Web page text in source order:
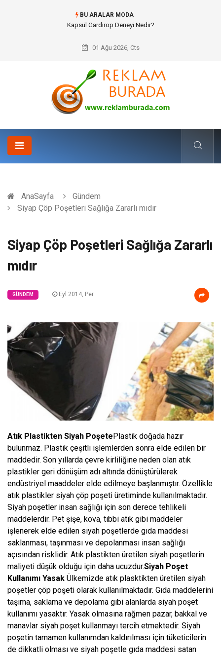
BU ARALAR MODA
Kapsül Gardırop Deneyi Nedir?
01 Ağu 2026, Cts
AnaSayfa
Gündem
Siyap Çöp Poşetleri Sağlığa Zararlı mıdır
Siyap Çöp Poşetleri Sağlığa Zararlı
mıdır
GÜNDEM Eyl 2014, Per
Atık Plastikten Siyah PoşetePlastik doğada hazır
bulunmaz. Plastik çeşitli işlemlerden sonra elde edilen bir
maddedir. Son yıllarda çevre kirliliğine neden olan atık
plastikler geri dönüşüm adı altında dönüştürülerek
endüstriyel maaddeler elde edilmeye başlanmıştır. Özellikle
atık plastikler siyah çöp poşeti üretiminde kullanılmaktadır.
Siyah poşetler insan sağlığı için son derece tehlikeli
maddelerdir. Pet şişe, kova, tıbbi atık gibi maddeler
işlenerek elde edilen siyah poşetlerde gıda maddesi
saklanması, taşınması ve depolanması insan sağlığı
açısından risklidir. Atık plastikten üretilen siyah poşetlerin
maliyeti düşük olduğu için daha ucuzdur.Siyah Poşet
Kullanımı Yasak Ülkemizde atık plasktikten üretilen siyah
poşetler çöp poşeti olarak kullanılmaktadır. Gıda maddelerini
taşıma, saklama ve depolama gibi alanlarda siyah poşet
kullanımı yasaktır. Yasak olmasına rağmen pazar, bakkal ve
manavlar siyah poşet kullanmayı tercih etmektedir. Siyah
poşetin tamamen kullanımdan kaldırılması için tüketicilerin
de dikkatli olması ve siyah poşetle gıda maddesi satan